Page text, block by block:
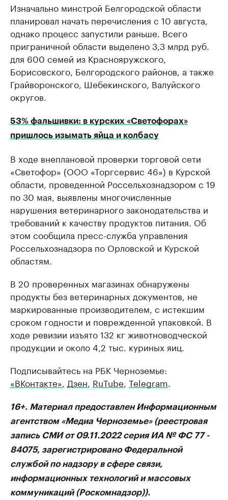
Изначально минстрой Белгородской области
планировал начать перечисления с 10 августа,
однако процесс запустили раньше. Всего
приграничной области выделено 3,3 млрд руб.
для 600 семей из Краснояружского,
Борисовского, Белгородского районов, а также
Грайворонского, Шебекинского, Валуйского
округов.
53% фальшивки: в курских «Светофорах»
пришлось изымать яйца и колбасу
В ходе внеплановой проверки торговой сети
«Светофор» (ООО «Торгсервис 46») в Курской
области, проведенной Россельхознадзором с 19
по 30 мая, выявлены многочисленные
нарушения ветеринарного законодательства и
требований к качеству продуктов питания. Об
этом сообщила пресс-служба управления
Россельхознадзора по Орловской и Курской
областям.
В 20 проверенных магазинах обнаружены
продукты без ветеринарных документов, не
маркированные производителем, с истекшим
сроком годности и поврежденной упаковкой. В
ходе ревизии изъято 132 кг животноводческой
продукции и около 4,2 тыс. куриных яиц.
Подписывайтесь на РБК Черноземье:
«ВКонтакте», Дзен, RuTube, Telegram.
16+. Материал предоставлен Информационным
агентством «Медиа Черноземье» (реестровая
запись СМИ от 09.11.2022 серия ИА № ФС 77 -
84075, зарегистрировано Федеральной
службой по надзору в сфере связи,
информационных технологий и массовых
коммуникаций (Роскомнадзор)).